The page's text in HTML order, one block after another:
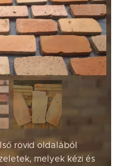
rövid oldalából
melyek kézi és